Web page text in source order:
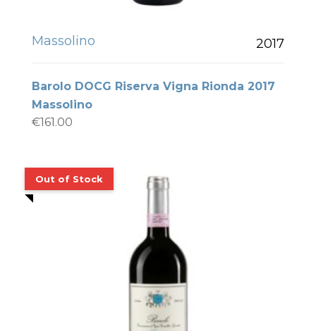
Massolino 2017
Barolo DOCG Riserva Vigna Rionda 2017
Massolino
€161.00